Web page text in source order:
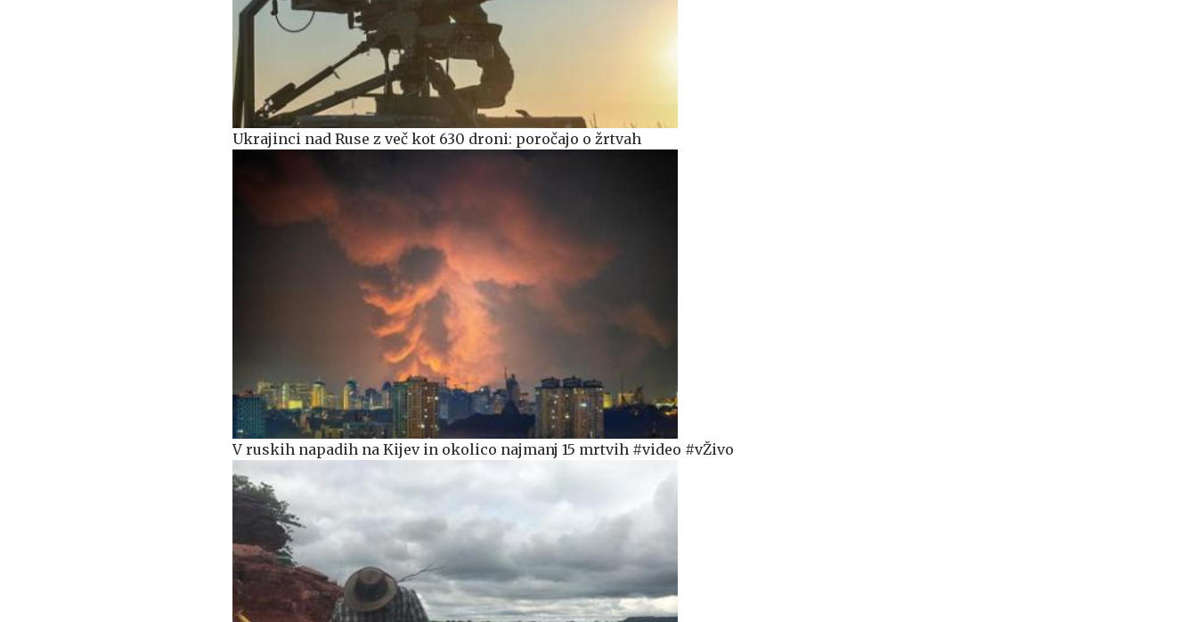
Ukrajinci nad Ruse z več kot 630 droni: poročajo o žrtvah
V ruskih napadih na Kijev in okolico najmanj 15 mrtvih #video #vŽivo